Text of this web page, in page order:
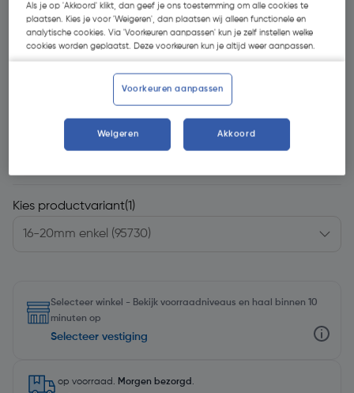
€ 16,99| Excl. btw € 14,04€ 0,08/Stuks
Kies productvariant(1)
Selecteer winkel - Bekijk voorraadniveaus en haal binnen 10
minuten op
Selecteer vestiging
op voorraad. Morgen bezorgd .
Als je op 'Akkoord' klikt, dan geef je ons toestemming om alle cookies te
plaatsen. Kies je voor 'Weigeren', dan plaatsen wij alleen functionele en
analytische cookies. Via 'Voorkeuren aanpassen' kun je zelf instellen welke
cookies worden geplaatst. Deze voorkeuren kun je altijd weer aanpassen.
Voorkeuren aanpassen
Weigeren Akkoord